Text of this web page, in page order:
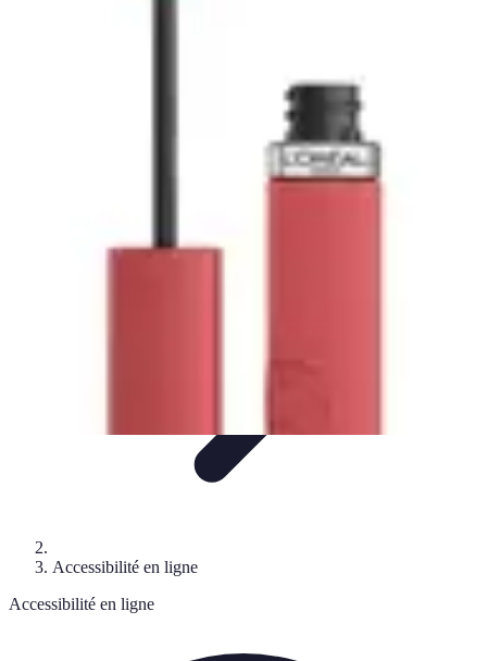
Accessibilité en ligne
Accessibilité en ligne